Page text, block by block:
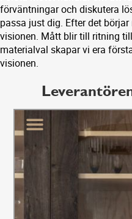
förväntningar och diskutera
passa just dig. Efter det
visionen. Mått blir till ritning
materialval skapar vi era
visionen.